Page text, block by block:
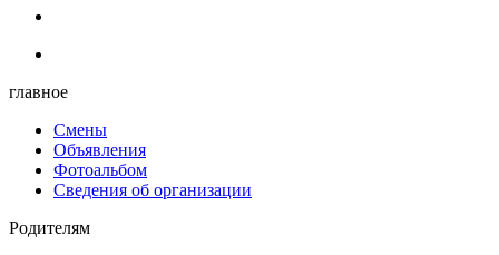
главное
Смены
Объявления
Фотоальбом
Сведения об организации
Родителям